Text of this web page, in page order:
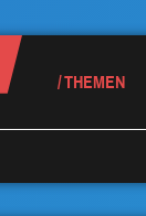
THEMEN